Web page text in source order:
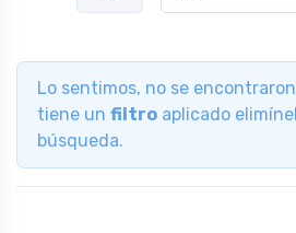
Lo sentimos, no se
tiene un filtro aplicado
búsqueda.